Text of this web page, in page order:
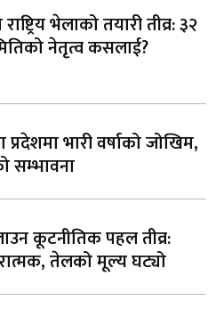
भेलाको तयारी तीव्र: ३२
नेतृत्व कसलाई?
भारी वर्षाको जोखिम,
सम्भावना
कूटनीतिक पहल तीव्र:
तेलको मूल्य घट्यो